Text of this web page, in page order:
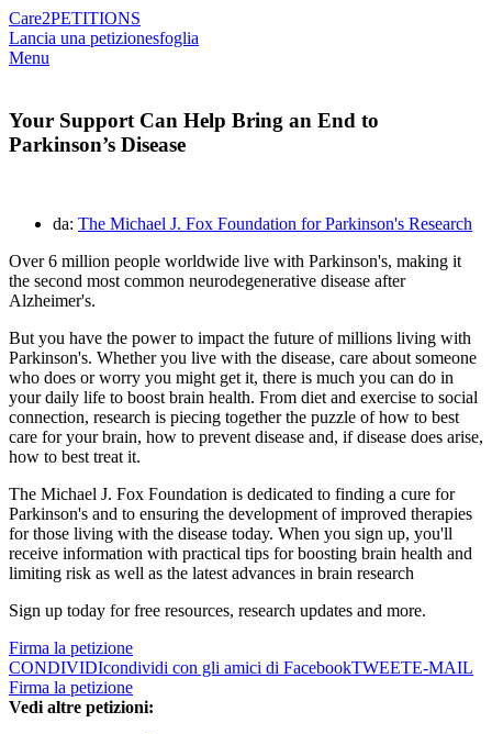
Care2PETITIONS
Lancia una petizionesfoglia
Menu
Your Support Can Help Bring an End to
Parkinson’s Disease
da: The Michael J. Fox Foundation for Parkinson's Research
Over 6 million people worldwide live with Parkinson's, making it
the second most common neurodegenerative disease after
Alzheimer's.
But you have the power to impact the future of millions living with
Parkinson's. Whether you live with the disease, care aboutsomeone
who does or worry you might get it, there is much you can do in
your daily life to boost brain health. From diet and exercise to social
connection, research is piecing together the puzzle of how to best
care for your brain, how to prevent disease and, if disease does arise,
how to best treat it.
The Michael J. Fox Foundation is dedicated to finding a cure for
Parkinson's and to ensuring the development of improved therapies
for those living with the disease today. When you sign up, you'll
receive information with practical tips for boosting brain health and
limiting risk as well as the latest advances in brain research
Sign up today for free resources, research updates and more.
Firma la petizione
CONDIVIDIcondividi con gli amici di FacebookTWEETE-MAIL
Firma la petizione
Vedi altre petizioni: